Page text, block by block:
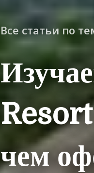
Все статьи по
чем